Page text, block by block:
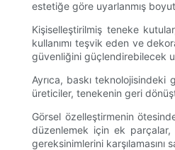
estetiğe göre uyarlanmış
Kişiselleştirilmiş teneke
kullanımı teşvik eden ve
güvenliğini güçlendirebilecek
Ayrıca, baskı teknolojisindeki
üreticiler, tenekenin geri
Görsel özelleştirmenin
düzenlemek için ek parçalar,
gereksinimlerini karşılamasını